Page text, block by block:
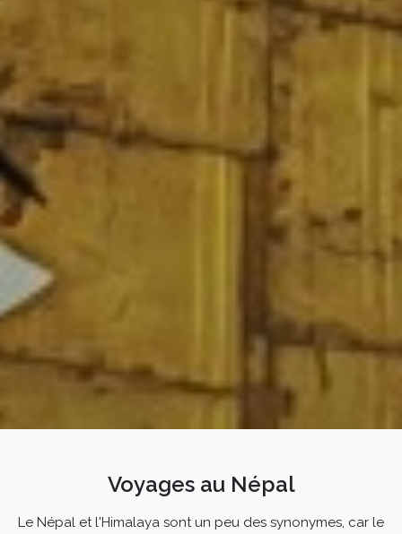
Voyages au Népal
Le Népal et l'Himalaya sont un peu des synonymes, car le